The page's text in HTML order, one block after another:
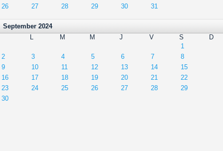
26
27 28 29 30 31
September 2024
L
M M J V S
D
1
2
3 4 5 6 7
8
9
10 11 12 13 14
15
16
17 18 19 20 21
22
23
24 25 26 27 28
29
30